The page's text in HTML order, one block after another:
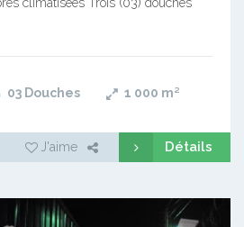
03 Douches 1 000 m²
J'aime Détails